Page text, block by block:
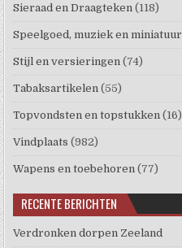
Sieraad en Draagteken (118)
Speelgoed, muziek en miniatuur
Stijl en versieringen (74)
Tabaksartikelen (55)
Topvondsten en topstukken (16)
Vindplaats (982)
Wapens en toebehoren (77)
RECENTE BERICHTEN
Verdronken dorpen Zeeland